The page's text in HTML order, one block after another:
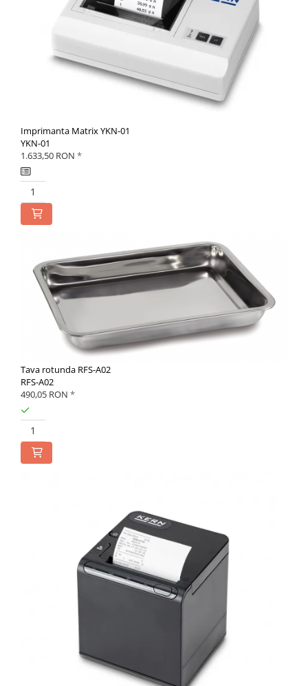
Imprimanta Matrix YKN-01
YKN-01
1.633,50 RON *
Tava rotunda RFS-A02
RFS-A02
490,05 RON *